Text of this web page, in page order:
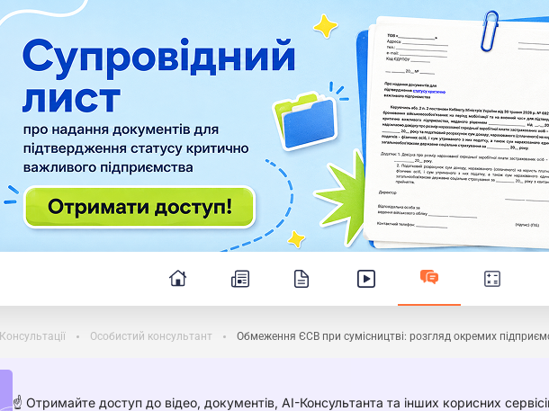
Консультації Особистий консультант Обмеження ЄСВ при сумісництві: розгляд окремих
☝️ Отримайте доступ до відео, документів, AI-Консультанта та інших корисних